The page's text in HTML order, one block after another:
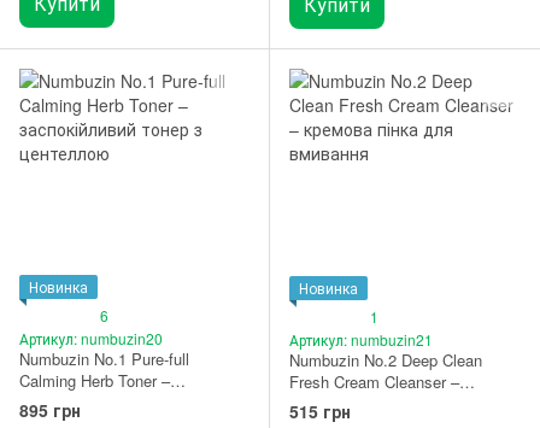
Новинка
6
Артикул: numbuzin20
Numbuzin No.1 Pure-full
Calming Herb Toner –
заспокійливий тонер з
центеллою 300 мл
895 грн
Новинка
1
Артикул: numbuzin21
Numbuzin No.2 Deep Clean
Fresh Cream Cleanser –
кремова пінка для вмивання
515 грн